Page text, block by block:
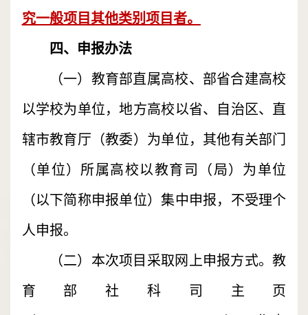
究一般项目其他类别项目者。
四、申报办法
（一）教育部直属高校、部省合建高校
以学校为单位，地方高校以省、自治区、直
辖市教育厅（教委）为单位，其他有关部门
（单位）所属高校以教育司（局）为单位
（以下简称申报单位）集中申报，不受理个
人申报。
（二）本次项目采取网上申报方式。教
育部社科司主页